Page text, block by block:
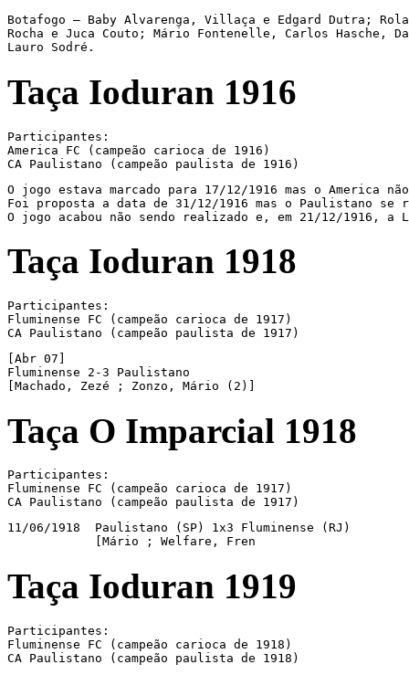
Botafogo – Baby Alvarenga, Villaça e Edgard Dutra;
Rocha e Juca Couto; Mário Fontenelle, Carlos Hasche,
Lauro Sodré.
Taça Ioduran 1916
Participantes:
America FC (campeão carioca de 1916)
CA Paulistano (campeão paulista de 1916)
O jogo estava marcado para 17/12/1916 mas o America
Foi proposta a data de 31/12/1916 mas o Paulistano se
O jogo acabou não sendo realizado e, em 21/12/1916, a
Taça Ioduran 1918
Participantes:
Fluminense FC (campeão carioca de 1917)
CA Paulistano (campeão paulista de 1917)
[Abr 07]
Fluminense 2-3 Paulistano
[Machado, Zezé ; Zonzo, Mário (2)]
Taça O Imparcial 1918
Participantes:
Fluminense FC (campeão carioca de 1917)
CA Paulistano (campeão paulista de 1917)
11/06/1918  Paulistano (SP) 1x3 Fluminense (RJ)
            [Mário ; Welfare, Fren
Taça Ioduran 1919
Participantes:
Fluminense FC (campeão carioca de 1918)
CA Paulistano (campeão paulista de 1918)